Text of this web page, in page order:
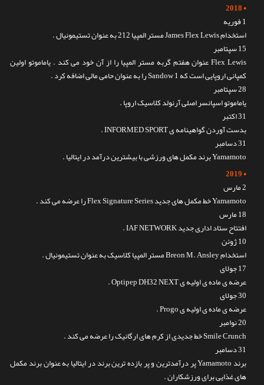
• 2018
1 فوریه
استخدام James Flex Lewis مستر المپیا 212 به عنوان تستیمونیال .
15 سپتامبر
Flex Lewis عنوان هفتم گربه مستر المپیا را از آن خود می کند . یاماموتو اولین
کمپانی اروپایی است که Sandow 1 را به عنوان حامی مالی اضافه کرد .
28 سپتامبر
یاماموتو اسپانسر اصلی آرنولد کلاسیک اروپا .
31 اکتبر
بدست آوردن گواهینامه ی INFORMED SPORT .
31 دسامبر
Yamamoto برند مکمل های ورزشی با بیشترین درآمد در ایتالیا .
• 2019
2 مارس
Yamamoto خط مکمل های جدید Flex Signature Series را عرضه می کند .
18 مارس
افتتاح ستاد اداری جدید IAF NETWORK .
10 ژوئن
استخدام Breon M. Ansley مستر المپیا کلاسیک به عنوان تستیمونیال .
17 جولای
عرضه ی ماده ی اولیه ی Optipep DH32 NEXT .
30 جولای
عرضه ی ماده ی اولیه ی Progo .
20 نوامبر
Smile Crunch خط جدیدی از کرم های ارگانیک را عرضه می کند .
31 دسامبر
برند Yamamoto پر درآمدترین و پر بازده ترین برند در ایتالیا به عنوان برند مکمل
های غذایی برای ورزشکاران .